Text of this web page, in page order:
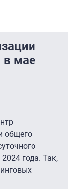
в мае
общего
года. Так,